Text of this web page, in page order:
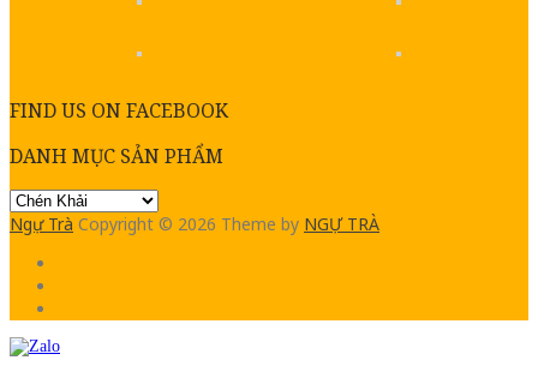
FIND US ON FACEBOOK
DANH MỤC SẢN PHẨM
Ngự Trà Copyright © 2026 Theme by NGỰ TRÀ